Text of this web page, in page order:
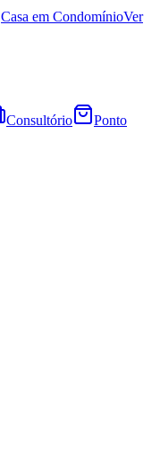
Casa em CondomínioVer
Consultório
Ponto